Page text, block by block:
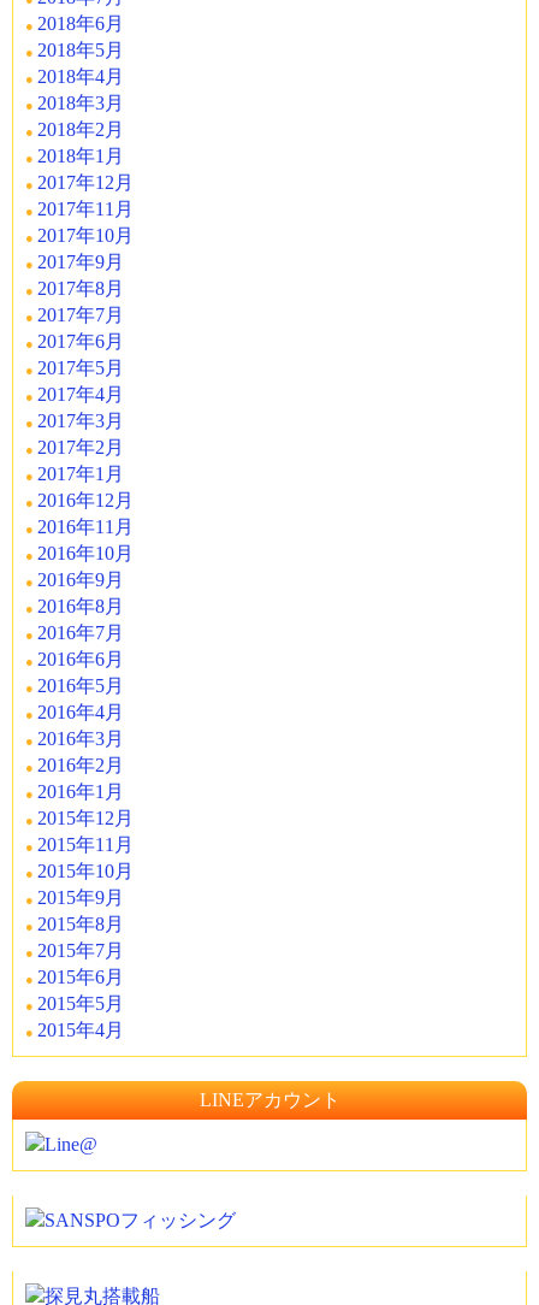
2018年6月
2018年5月
2018年4月
2018年3月
2018年2月
2018年1月
2017年12月
2017年11月
2017年10月
2017年9月
2017年8月
2017年7月
2017年6月
2017年5月
2017年4月
2017年3月
2017年2月
2017年1月
2016年12月
2016年11月
2016年10月
2016年9月
2016年8月
2016年7月
2016年6月
2016年5月
2016年4月
2016年3月
2016年2月
2016年1月
2015年12月
2015年11月
2015年10月
2015年9月
2015年8月
2015年7月
2015年6月
2015年5月
2015年4月
LINEアカウント